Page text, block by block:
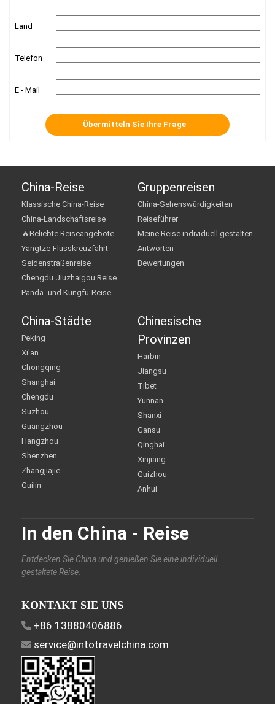
Land
Telefon
E - Mail
China-Reise
Klassische China-Reise
China-Landschaftsreise
🔥Beliebte Reiseangebote
Yangtze-Flusskreuzfahrt
Seidenstraßenreise
Chengdu Jiuzhaigou Reise
Panda- und Kungfu-Reise
Gruppenreisen
China-Sehenswürdigkeiten
Reiseführer
Meine Reise individuell gestalten
Antworten
Bewertungen
China-Städte
Peking
Xi'an
Chongqing
Shanghai
Chengdu
Suzhou
Guangzhou
Hangzhou
Shenzhen
Zhangjiajie
Guilin
Chinesische
Provinzen
Harbin
Jiangsu
Tibet
Yunnan
Shanxi
Gansu
Qinghai
Xinjiang
Guizhou
Anhui
In den China - Reise
Entdecken Sie China und genießen Sie eine individuell
gestaltete Reise.
KONTAKT SIE UNS
+86 13880406886
service@intotravelchina.com